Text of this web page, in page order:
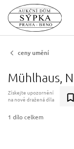
ceny umění
Mühlhaus,
Získejte upozornění
na nově dražená díla
1 dílo celkem